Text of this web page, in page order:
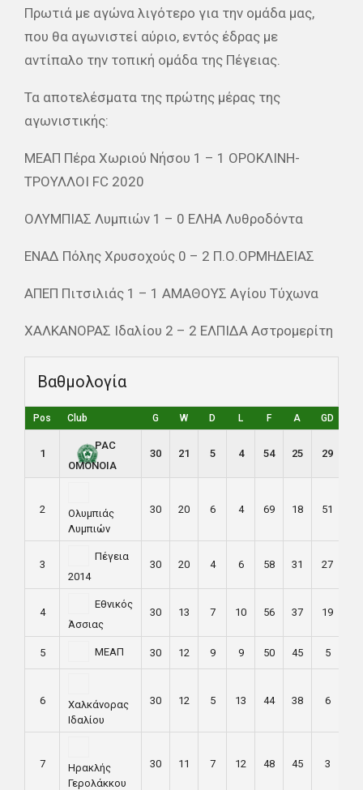
Πρωτιά με αγώνα λιγότερο για την ομάδα μας,
που θα αγωνιστεί αύριο, εντός έδρας με
αντίπαλο την τοπική ομάδα της Πέγειας.
Τα αποτελέσματα της πρώτης μέρας της
αγωνιστικής:
ΜΕΑΠ Πέρα Χωριού Νήσου 1 – 1 ΟΡΟΚΛΙΝΗ-
ΤΡΟΥΛΛΟΙ FC 2020
ΟΛΥΜΠΙΑΣ Λυμπιών 1 – 0 ΕΛΗΑ Λυθροδόντα
ΕΝΑΔ Πόλης Χρυσοχούς 0 – 2 Π.Ο.ΟΡΜΗΔΕΙΑΣ
ΑΠΕΠ Πιτσιλιάς 1 – 1 ΑΜΑΘΟΥΣ Αγίου Τύχωνα
ΧΑΛΚΑΝΟΡΑΣ Ιδαλίου 2 – 2 ΕΛΠΙΔΑ Αστρομερίτη
Βαθμολογία
Pos Club G W D L F A GD
1
PAC
ΟΜΟΝΟΙΑ
30 21 5 4 54 25 29
2
Ολυμπιάς
Λυμπιών
30 20 6 4 69 18 51
3
Πέγεια
2014
30 20 4 6 58 31 27
4
Εθνικός
Άσσιας
30 13 7 10 56 37 19
5 ΜΕΑΠ 30 12 9 9 50 45 5
6
Χαλκάνορας
Ιδαλίου
30 12 5 13 44 38 6
7
Ηρακλής
Γερολάκκου
30 11 7 12 48 45 3